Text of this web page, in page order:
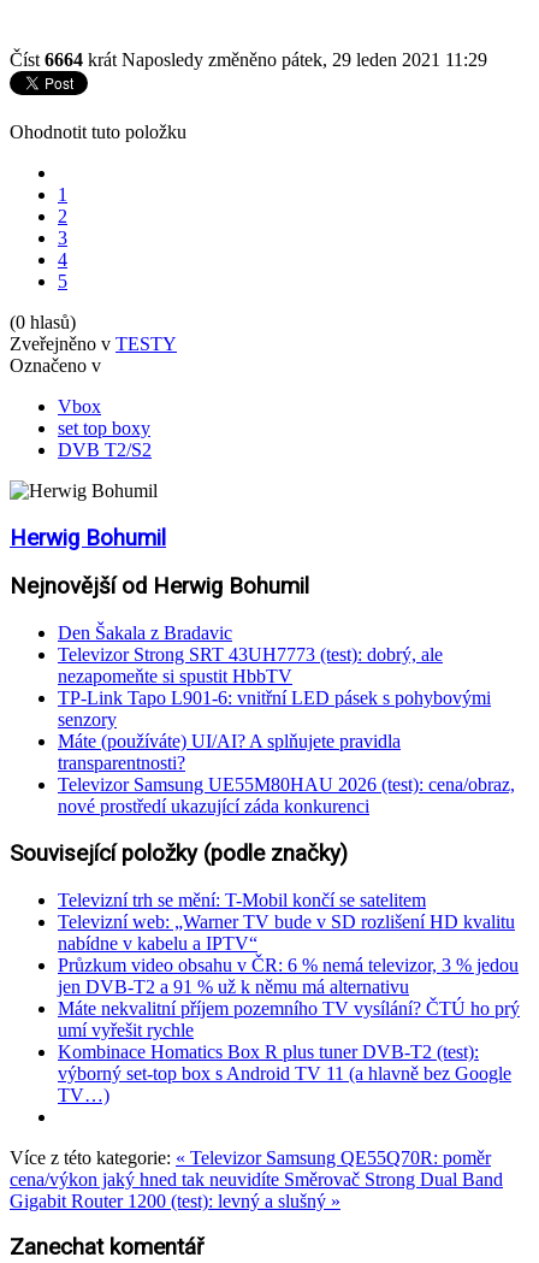
Číst 6664 krát Naposledy změněno pátek, 29 leden 2021 11:29
Ohodnotit tuto položku
1
2
3
4
5
(0 hlasů)
Zveřejněno v TESTY
Označeno v
Vbox
set top boxy
DVB T2/S2
Herwig Bohumil
Nejnovější od Herwig Bohumil
Den Šakala z Bradavic
Televizor Strong SRT 43UH7773 (test): dobrý, ale
nezapomeňte si spustit HbbTV
TP-Link Tapo L901-6: vnitřní LED pásek s pohybovými
senzory
Máte (používáte) UI/AI? A splňujete pravidla
transparentnosti?
Televizor Samsung UE55M80HAU 2026 (test): cena/obraz,
nové prostředí ukazující záda konkurenci
Související položky (podle značky)
Televizní trh se mění: T-Mobil končí se satelitem
Televizní web: „Warner TV bude v SD rozlišení HD kvalitu
nabídne v kabelu a IPTV“
Průzkum video obsahu v ČR: 6 % nemá televizor, 3 % jedou
jen DVB-T2 a 91 % už k němu má alternativu
Máte nekvalitní příjem pozemního TV vysílání? ČTÚ ho prý
umí vyřešit rychle
Kombinace Homatics Box R plus tuner DVB-T2 (test):
výborný set-top box s Android TV 11 (a hlavně bez Google
TV…)
Více z této kategorie: « Televizor Samsung QE55Q70R: poměr
cena/výkon jaký hned tak neuvidíte Směrovač Strong Dual Band
Gigabit Router 1200 (test): levný a slušný »
Zanechat komentář